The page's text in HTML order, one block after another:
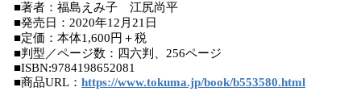
■著者：福島えみ子 江尻尚平
■発売日：2020年12月21日
■定価：本体1,600円＋税
■判型／ページ数：四六判、256ページ
■ISBN:9784198652081
■商品URL： https://www.tokuma.jp/book/b553580.html